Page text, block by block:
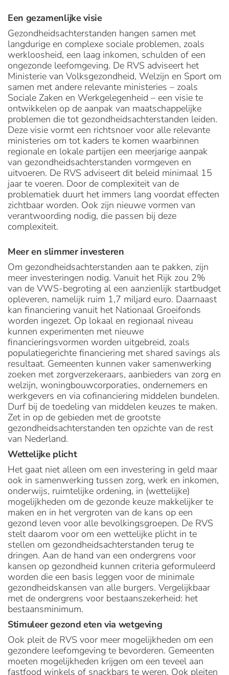
Een gezamenlijke visie
Gezondheidsachterstanden hangen samen met
langdurige en complexe sociale problemen, zoals
werkloosheid, een laag inkomen, schulden of een
ongezonde leefomgeving. De RVS adviseert het
Ministerie van Volksgezondheid, Welzijn en Sport om
samen met andere relevante ministeries – zoals
Sociale Zaken en Werkgelegenheid – een visie te
ontwikkelen op de aanpak van maatschappelijke
problemen die tot gezondheidsachterstanden leiden.
Deze visie vormt een richtsnoer voor alle relevante
ministeries om tot kaders te komen waarbinnen
regionale en lokale partijen een meerjarige aanpak
van gezondheidsachterstanden vormgeven en
uitvoeren. De RVS adviseert dit beleid minimaal 15
jaar te voeren. Door de complexiteit van de
problematiek duurt het immers lang voordat effecten
zichtbaar worden. Ook zijn nieuwe vormen van
verantwoording nodig, die passen bij deze
complexiteit.
Meer en slimmer investeren
Om gezondheidsachterstanden aan te pakken, zijn
meer investeringen nodig. Vanuit het Rijk zou 2%
van de VWS-begroting al een aanzienlijk startbudget
opleveren, namelijk ruim 1,7 miljard euro. Daarnaast
kan financiering vanuit het Nationaal Groeifonds
worden ingezet. Op lokaal en regionaal niveau
kunnen experimenten met nieuwe
financieringsvormen worden uitgebreid, zoals
populatiegerichte financiering met shared savings als
resultaat. Gemeenten kunnen vaker samenwerking
zoeken met zorgverzekeraars, aanbieders van zorg en
welzijn, woningbouwcorporaties, ondernemers en
werkgevers en via cofinanciering middelen bundelen.
Durf bij de toedeling van middelen keuzes te maken.
Zet in op de gebieden met de grootste
gezondheidsachterstanden ten opzichte van de rest
van Nederland.
Wettelijke plicht
Het gaat niet alleen om een investering in geld maar
ook in samenwerking tussen zorg, werk en inkomen,
onderwijs, ruimtelijke ordening, in (wettelijke)
mogelijkheden om de gezonde keuze makkelijker te
maken en in het vergroten van de kans op een
gezond leven voor alle bevolkingsgroepen. De RVS
stelt daarom voor om een wettelijke plicht in te
stellen om gezondheidsachterstanden terug te
dringen. Aan de hand van een ondergrens voor
kansen op gezondheid kunnen criteria geformuleerd
worden die een basis leggen voor de minimale
gezondheidskansen van alle burgers. Vergelijkbaar
met de ondergrens voor bestaanszekerheid: het
bestaansminimum.
Stimuleer gezond eten via wetgeving
Ook pleit de RVS voor meer mogelijkheden om een
gezondere leefomgeving te bevorderen. Gemeenten
moeten mogelijkheden krijgen om een teveel aan
fastfood winkels of snackbars te weren. Ook pleiten